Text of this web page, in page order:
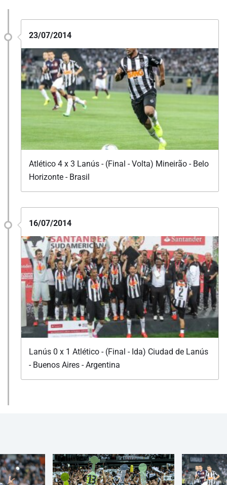
23/07/2014
Atlético 4 x 3 Lanús - (Final - Volta) Mineirão - Belo
Horizonte - Brasil
16/07/2014
Lanús 0 x 1 Atlético - (Final - Ida) Ciudad de Lanús
- Buenos Aires - Argentina